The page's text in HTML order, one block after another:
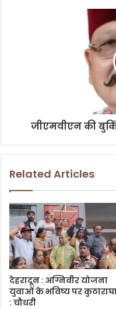
जीएमवीएन की
Related Articles
देहरादून : अग्निवीर योजना
युवाओं के भविष्य पर
: चौधरी